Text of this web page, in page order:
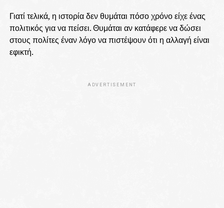
Γιατί τελικά, η ιστορία δεν θυμάται πόσο χρόνο είχε ένας
πολιτικός για να πείσει. Θυμάται αν κατάφερε να δώσει
στους πολίτες έναν λόγο να πιστέψουν ότι η αλλαγή είναι
εφικτή.
ADVERTISEMENT